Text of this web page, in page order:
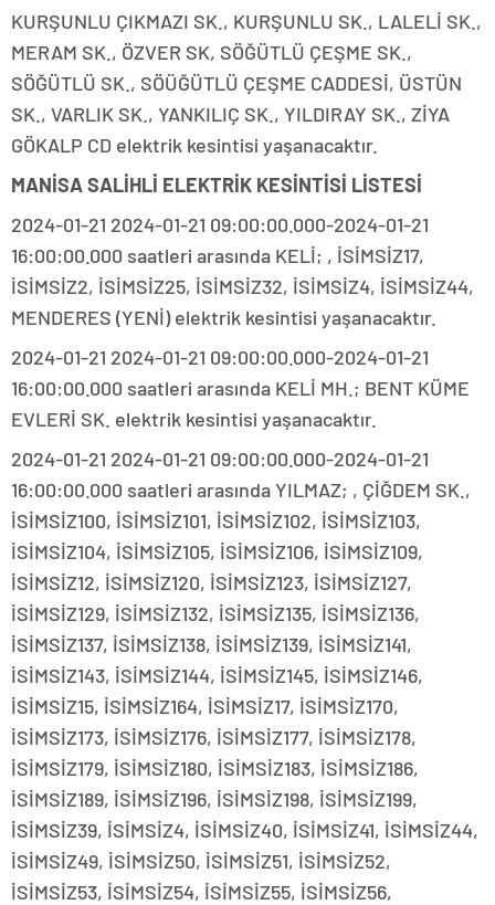
KURŞUNLU ÇIKMAZI SK., KURŞUNLU SK., LALELİ SK.,
MERAM SK., ÖZVER SK, SÖĞÜTLÜ ÇEŞME SK.,
SÖĞÜTLÜ SK., SÖÜĞÜTLÜ ÇEŞME CADDESİ, ÜSTÜN
SK., VARLIK SK., YANKILIÇ SK., YILDIRAY SK., ZİYA
GÖKALP CD elektrik kesintisi yaşanacaktır.
MANİSA SALİHLİ ELEKTRİK KESİNTİSİ LİSTESİ
2024-01-21 2024-01-21 09:00:00.000-2024-01-21
16:00:00.000 saatleri arasında KELİ; , İSİMSİZ17,
İSİMSİZ2, İSİMSİZ25, İSİMSİZ32, İSİMSİZ4, İSİMSİZ44,
MENDERES (YENİ) elektrik kesintisi yaşanacaktır.
2024-01-21 2024-01-21 09:00:00.000-2024-01-21
16:00:00.000 saatleri arasında KELİ MH.; BENT KÜME
EVLERİ SK. elektrik kesintisi yaşanacaktır.
2024-01-21 2024-01-21 09:00:00.000-2024-01-21
16:00:00.000 saatleri arasında YILMAZ; , ÇİĞDEM SK.,
İSİMSİZ100, İSİMSİZ101, İSİMSİZ102, İSİMSİZ103,
İSİMSİZ104, İSİMSİZ105, İSİMSİZ106, İSİMSİZ109,
İSİMSİZ12, İSİMSİZ120, İSİMSİZ123, İSİMSİZ127,
İSİMSİZ129, İSİMSİZ132, İSİMSİZ135, İSİMSİZ136,
İSİMSİZ137, İSİMSİZ138, İSİMSİZ139, İSİMSİZ141,
İSİMSİZ143, İSİMSİZ144, İSİMSİZ145, İSİMSİZ146,
İSİMSİZ15, İSİMSİZ164, İSİMSİZ17, İSİMSİZ170,
İSİMSİZ173, İSİMSİZ176, İSİMSİZ177, İSİMSİZ178,
İSİMSİZ179, İSİMSİZ180, İSİMSİZ183, İSİMSİZ186,
İSİMSİZ189, İSİMSİZ196, İSİMSİZ198, İSİMSİZ199,
İSİMSİZ39, İSİMSİZ4, İSİMSİZ40, İSİMSİZ41, İSİMSİZ44,
İSİMSİZ49, İSİMSİZ50, İSİMSİZ51, İSİMSİZ52,
İSİMSİZ53, İSİMSİZ54, İSİMSİZ55, İSİMSİZ56,